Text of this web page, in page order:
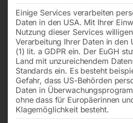
Einige Services verarbeiten
Daten in den USA. Mit Ihrer
Nutzung dieser Services
Verarbeitung Ihrer Daten in den
(1) lit. a GDPR ein. Der EuGH
Land mit unzureichendem
Standards ein. Es besteht
Gefahr, dass US-Behörden
Daten in
ohne dass für Europäerinnen
Klagemöglichkeit besteht.